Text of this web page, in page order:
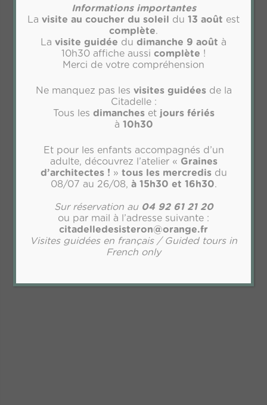
Informations importantes
La visite au coucher du soleil du 13 août est
complète.
La visite guidée du dimanche 9 août à
10h30 affiche aussi complète !
Merci de votre compréhension
Ne manquez pas les visites guidées de la
Citadelle :
Tous les dimanches etjours fériés
à 10h30
Et pour les enfants accompagnés d’un
adulte, découvrez l’atelier « Graines
d’architectes ! » tous les mercredisdu
08/07 au 26/08, à 15h30 et 16h30.
Sur réservation au 04 92 61 21 20
ou par mail à l’adresse suivante :
citadelledesisteron@orange.fr
Visites guidées en français / Guided tours in
French only